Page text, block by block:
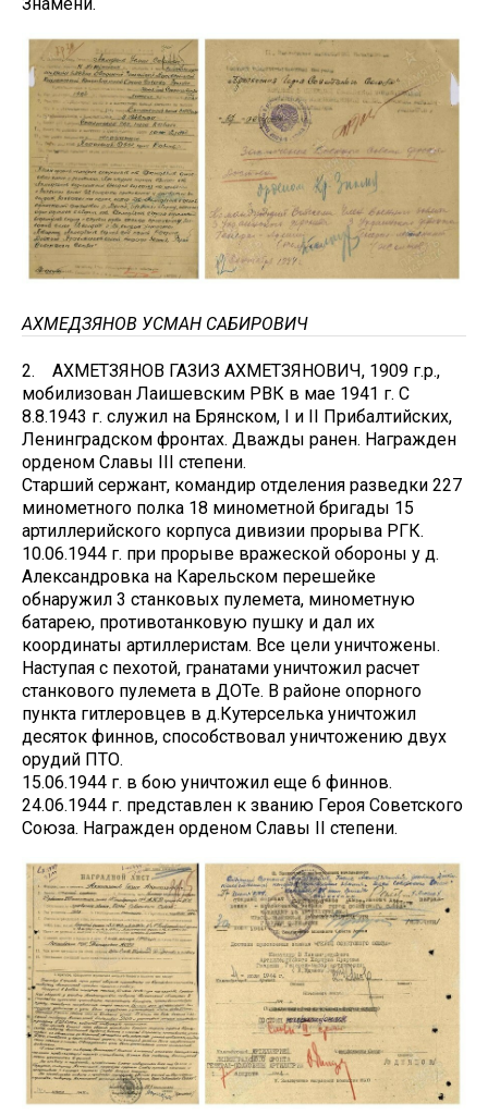
АХМЕДЗЯНОВ УСМАН САБИРОВИЧ
2. АХМЕТЗЯНОВ ГАЗИЗ АХМЕТЗЯНОВИЧ, 1909 г.р.,
мобилизован Лаишевским РВК в мае 1941 г. С
8.8.1943 г. служил на Брянском, I и II Прибалтийских,
Ленинградском фронтах. Дважды ранен. Награжден
орденом Славы III степени.
Старший сержант, командир отделения разведки 227
минометного полка 18 минометной бригады 15
артиллерийского корпуса дивизии прорыва РГК.
10.06.1944 г. при прорыве вражеской обороны у д.
Александровка на Карельском перешейке
обнаружил 3 станковых пулемета, минометную
батарею, противотанковую пушку и дал их
координаты артиллеристам. Все цели уничтожены.
Наступая с пехотой, гранатами уничтожил расчет
станкового пулемета в ДОТе. В районе опорного
пункта гитлеровцев в д.Кутерселька уничтожил
десяток финнов, способствовал уничтожению двух
орудий ПТО.
15.06.1944 г. в бою уничтожил еще 6 финнов.
24.06.1944 г. представлен к званию Героя Советского
Союза. Награжден орденом Славы II степени.